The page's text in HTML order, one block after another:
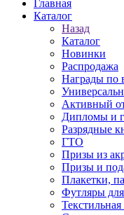
Главная
Каталог
Назад
Каталог
Новинки
Распродажа
Награды по
Активный
Дипломы и
Разрядные
ГТО
Призы из
Призы и
Плакетки,
Футляры